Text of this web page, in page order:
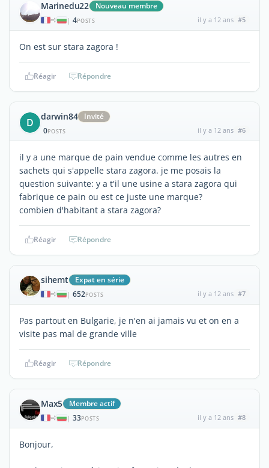
Marinedu22 Nouveau membre
| 4POSTS il y a 12 ans #5
On est sur stara zagora !
Réagir Répondre
D darwin84
Invité
0POSTS il y a 12 ans #6
il y a une marque de pain vendue comme les autres en
sachets qui s'appelle stara zagora. je me posais la
question suivante: y a t'il une usine a stara zagora qui
fabrique ce pain ou est ce juste une marque?
combien d'habitant a stara zagora?
Réagir Répondre
sihemt Expat en série
| 652POSTS il y a 12 ans #7
Pas partout en Bulgarie, je n'en ai jamais vu et on en a
visite pas mal de grande ville
Réagir Répondre
Max5 Membre actif
| 33POSTS il y a 12 ans #8
Bonjour,